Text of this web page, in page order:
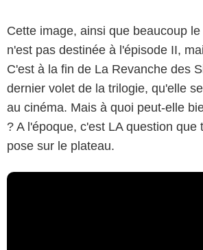
Cette image, ainsi que beaucoup
n'est pas destinée à l'épisode II,
C'est à la fin de La Revanche des
dernier volet de la trilogie, qu'elle
au cinéma. Mais à quoi peut-elle
? A l'époque, c'est LA question que
pose sur le plateau.